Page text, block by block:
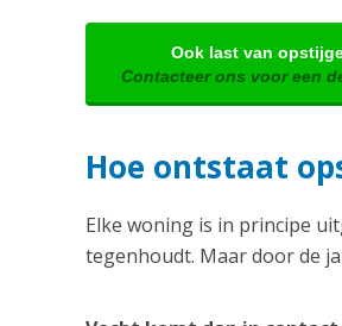
Ook last van
Contacteer ons voor een
Hoe ontstaat
Elke woning is in principe
tegenhoudt. Maar door de